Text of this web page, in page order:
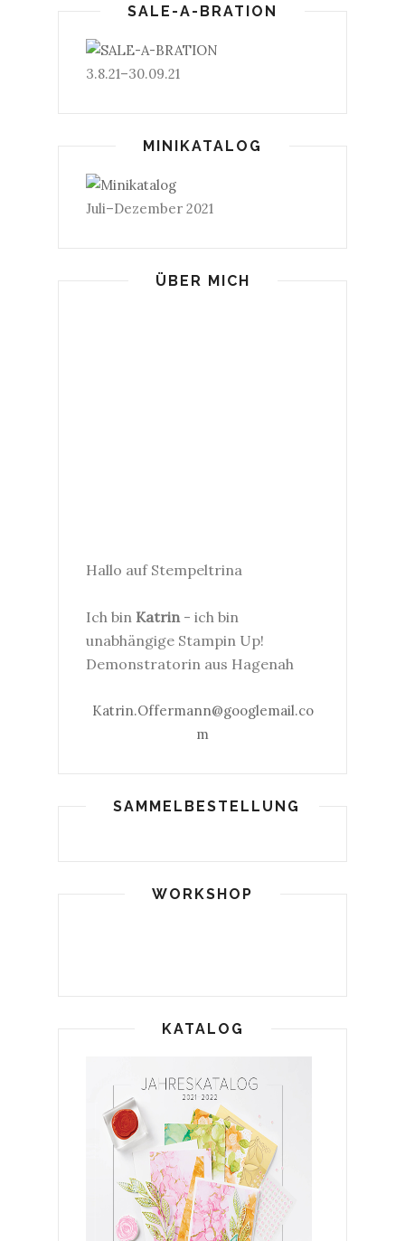
SALE-A-BRATION
3.8.21–30.09.21
MINIKATALOG
Juli–Dezember 2021
ÜBER MICH
Hallo auf Stempeltrina
Ich bin Katrin - ich bin
unabhängige Stampin Up!
Demonstratorin aus Hagenah
Katrin.Offermann@googlemail.co
m
SAMMELBESTELLUNG
WORKSHOP
KATALOG